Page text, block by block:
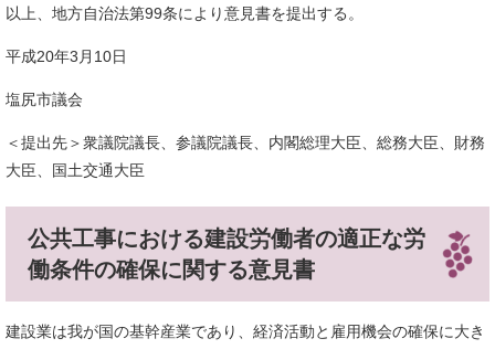
以上、地方自治法第99条により意見書を提出する。
平成20年3月10日
塩尻市議会
＜提出先＞衆議院議長、参議院議長、内閣総理大臣、総務大臣、財務
大臣、国土交通大臣
公共工事における建設労働者の適正な労
働条件の確保に関する意見書
建設業は我が国の基幹産業であり、経済活動と雇用機会の確保に大き